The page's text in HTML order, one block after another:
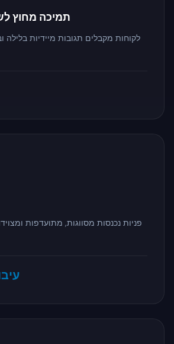
תמיכה מחוץ
לקוחות מקבלים תגובות מיידיות בלילה
פניות נכנסות מסווגות, מתועדפות